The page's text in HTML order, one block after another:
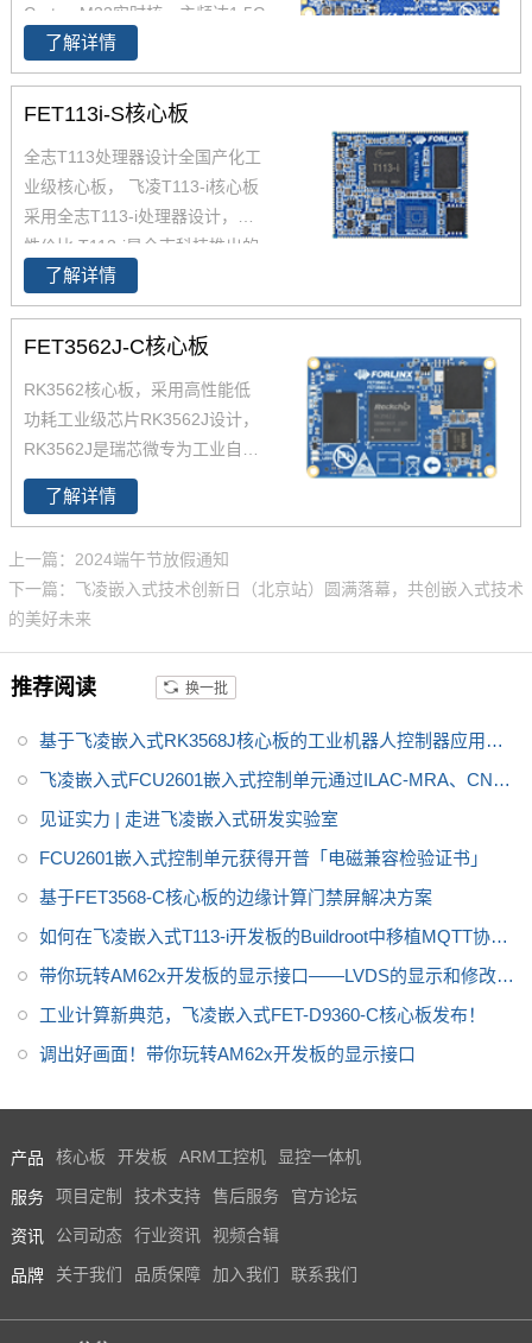
Cortex-M33实时核，主频达1.5G
Hz， 原生支持8路UART、2路Et
hernet(含1路TSN)、2路USB 2.
0、2路CAN-FD总线等常用接
证的 i.MX 6和i.MX 8基础上进行
了升级，集成NPU 可加速边缘机
器学习应用，i.MX9352核心板体
中。
了解详情
FET113i-S核心板
全志T113处理器设计全国产化工
业级核心板， 飞凌T113-i核心板
采用全志T113-i处理器设计，高
性价比 T113-i是全志科技推出的
高性能工业控制处理器T113系
列。T113-i 主频1.2GHz，集成双
核Cortex-A7 CPU、64位玄铁C9
提供高效的计算能力；T113-i核
心板整板采用工业级国产元器
件，是工业、电力、交通等关键
领域实现国产化降本的优质之
选。T113性能参数及功能规格参
13i核心板
了解详情
FET3562J-C核心板
RK3562核心板，采用高性能低
功耗工业级芯片RK3562J设计，
RK3562J是瑞芯微专为工业自动
化及消费类电子设备打造的一款
高性能、低功耗国产化应用处理
高性能核，主频高达1.8GHz。R
K3562核心板采用3组80Pin板对
板连接器，可插拔式设计便于产
品的安装与维护。
了解详情
上一篇：2024端午节放假通知
下一篇：飞凌嵌入式技术创新日（北京站）圆满落幕，共创嵌入式技术
的美好未来
推荐阅读 换一批
基于飞凌嵌入式RK3568J核心板的工业机器人控制器应用方
案
飞凌嵌入式FCU2601嵌入式控制单元通过ILAC-MRA、CNAS
检测认证
见证实力 | 走进飞凌嵌入式研发实验室
FCU2601嵌入式控制单元获得开普「电磁兼容检验证书」
基于FET3568-C核心板的边缘计算门禁屏解决方案
如何在飞凌嵌入式T113-i开发板的Buildroot中移植MQTT协
议？
带你玩转AM62x开发板的显示接口——LVDS的显示和修改方
式
工业计算新典范，飞凌嵌入式FET-D9360-C核心板发布！
调出好画面！带你玩转AM62x开发板的显示接口
产品 核心板 开发板 ARM工控机 显控一体机
服务 项目定制 技术支持 售后服务 官方论坛
资讯 公司动态 行业资讯 视频合辑
品牌 关于我们 品质保障 加入我们 联系我们